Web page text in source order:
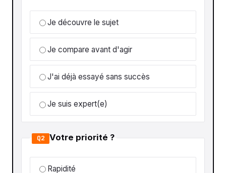
Je découvre le sujet
Je compare avant d'agir
J'ai déjà essayé sans succès
Je suis expert(e)
Q2 Votre priorité ?
Rapidité